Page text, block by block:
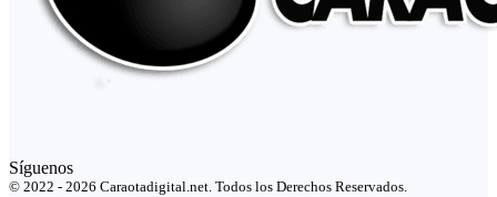
Síguenos
© 2022 - 2026 Caraotadigital.net. Todos los Derechos Reservados.